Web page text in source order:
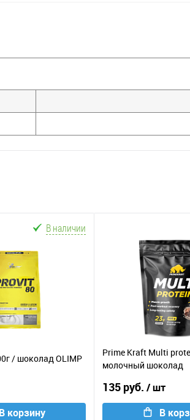
В наличии
/ шоколад OLIMP
В корзину
Prime Kraft Multi
молочный шоколад
135 руб. / шт
В